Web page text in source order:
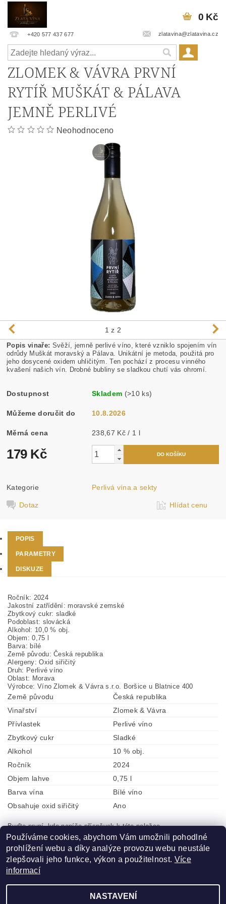
+420 577 437 677 zlatavina@zlatavina.cz
0 Kč
ZLOMEK & VÁVRA PRVNÍ
RYTÍŘ MUŠKÁT & PÁLAVA
JEMNĚ PERLIVÉ
Neohodnoceno
1 z 2
Popis vinaře: Svěží, jemně perlivé víno, které vzniklo spojením vín
odrůdy Muškát moravský a Pálava. Unikátní je metoda, použitá pro
jeho dosycené oxidem uhličitým. Ten pochází z procesu vinného
kvašení našich vín. Drobné bubliny se sladkou chutí vás ohromí.
Dostupnost Skladem (>10 ks)
Můžeme doručit do 10.8.2026
Měrná cena 238,67 Kč / 1 l
179 Kč
Kategorie Perlivá vína a sekty
Dotaz Hlídat cenu
POPIS
PARAMETRY
DISKUZE
Ročník: 2024
Jakostní zatřídění: moravské zemské
Zbytkový cukr: sladké
Podoblast: slovácká
Alkohol: 10,0 % obj.
Objem:0,75 l
Barva: bílé
Země původu:Česká republika
Alergeny:Oxid siřičitý
Druh: Perlivé víno
Oblast: Morava
Výrobce: Víno Zlomek & Vávra s.r.o. Boršice u Blatnice 400
Země původu
Česká republika
Vinařství
Zlomek & Vávra
Přívlastek
Perlivé víno
Zbytkový cukr
Sladké
Alkohol
10 % obj.
Ročník
2024
Objem lahve
0,75 l
Barva vína
Bílé víno
Obsahuje oxid siřičitý
Ano
Buďte první, kdo napíše příspěvek k této položce.
Přidat komentář
Používáme cookies, abychom Vám umožnili pohodlné
prohlížení webu a díky analýze provozu webu neustále
zlepšovali jeho funkce, výkon a použitelnost. Více
informací
NASTAVENÍ